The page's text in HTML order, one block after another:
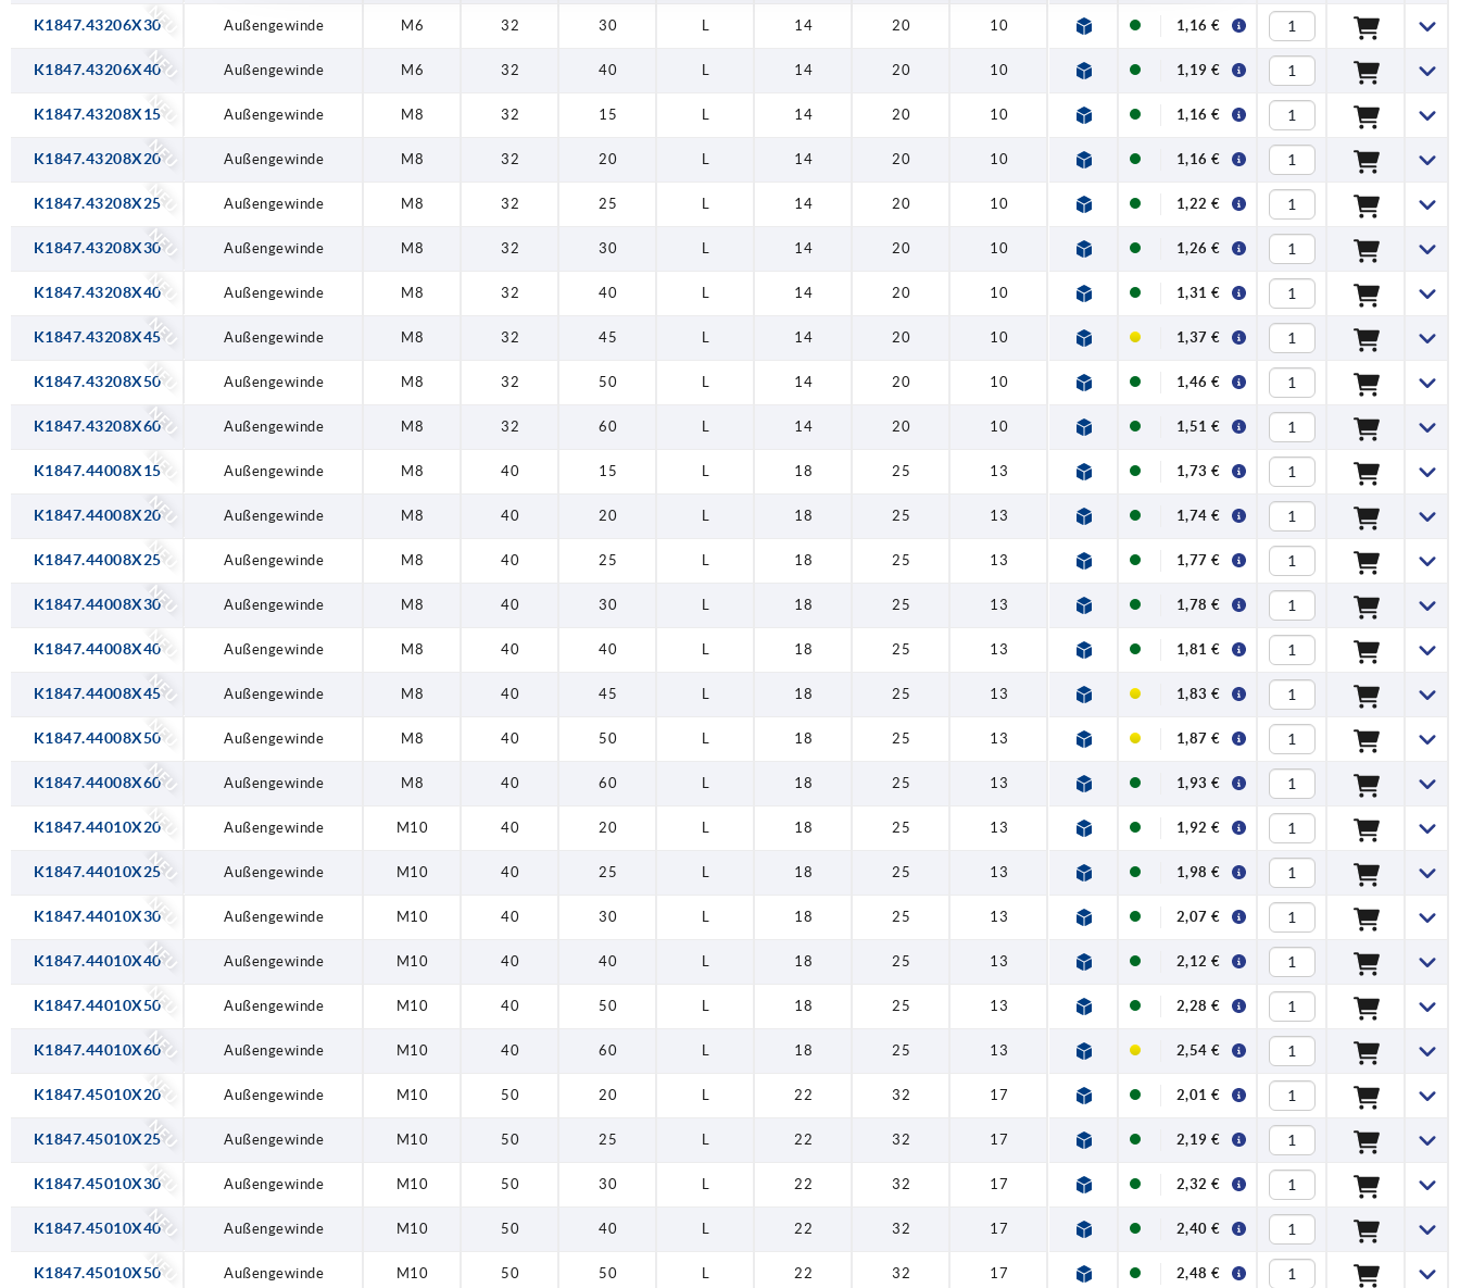
NEU
K1847.43206X30 Außengewinde M6 32 30 L 14 20 10 1,16 €
NEU
K1847.43206X40 Außengewinde M6 32 40 L 14 20 10 1,19 €
NEU
K1847.43208X15 Außengewinde M8 32 15 L 14 20 10 1,16 €
NEU
K1847.43208X20 Außengewinde M8 32 20 L 14 20 10 1,16 €
NEU
K1847.43208X25 Außengewinde M8 32 25 L 14 20 10 1,22 €
NEU
K1847.43208X30 Außengewinde M8 32 30 L 14 20 10 1,26 €
NEU
K1847.43208X40 Außengewinde M8 32 40 L 14 20 10 1,31 €
NEU
K1847.43208X45 Außengewinde M8 32 45 L 14 20 10 1,37 €
NEU
K1847.43208X50 Außengewinde M8 32 50 L 14 20 10 1,46 €
NEU
K1847.43208X60 Außengewinde M8 32 60 L 14 20 10 1,51 €
NEU
K1847.44008X15 Außengewinde M8 40 15 L 18 25 13 1,73 €
NEU
K1847.44008X20 Außengewinde M8 40 20 L 18 25 13 1,74 €
NEU
K1847.44008X25 Außengewinde M8 40 25 L 18 25 13 1,77 €
NEU
K1847.44008X30 Außengewinde M8 40 30 L 18 25 13 1,78 €
NEU
K1847.44008X40 Außengewinde M8 40 40 L 18 25 13 1,81 €
NEU
K1847.44008X45 Außengewinde M8 40 45 L 18 25 13 1,83 €
NEU
K1847.44008X50 Außengewinde M8 40 50 L 18 25 13 1,87 €
NEU
K1847.44008X60 Außengewinde M8 40 60 L 18 25 13 1,93 €
NEU
K1847.44010X20 Außengewinde M10 40 20 L 18 25 13 1,92 €
NEU
K1847.44010X25 Außengewinde M10 40 25 L 18 25 13 1,98 €
NEU
K1847.44010X30 Außengewinde M10 40 30 L 18 25 13 2,07 €
NEU
K1847.44010X40 Außengewinde M10 40 40 L 18 25 13 2,12 €
NEU
K1847.44010X50 Außengewinde M10 40 50 L 18 25 13 2,28 €
NEU
K1847.44010X60 Außengewinde M10 40 60 L 18 25 13 2,54 €
NEU
K1847.45010X20 Außengewinde M10 50 20 L 22 32 17 2,01 €
NEU
K1847.45010X25 Außengewinde M10 50 25 L 22 32 17 2,19 €
NEU
K1847.45010X30 Außengewinde M10 50 30 L 22 32 17 2,32 €
NEU
K1847.45010X40 Außengewinde M10 50 40 L 22 32 17 2,40 €
NEU
K1847.45010X50 Außengewinde M10 50 50 L 22 32 17 2,48 €